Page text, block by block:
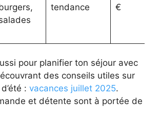
tendance €
pour planifier ton séjour avec
des conseils utiles sur
: vacances juillet 2025.
et détente sont à portée de